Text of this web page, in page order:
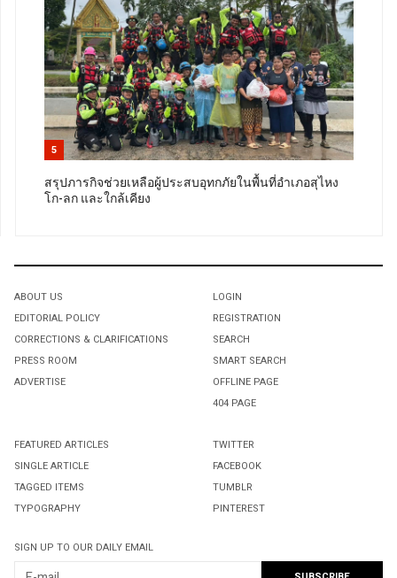
5
สรุปภารกิจช่วยเหลือผู้ประสบอุทกภัยในพื้นที่อำเภอสุไหง
โก-ลก และใกล้เคียง
ABOUT US
EDITORIAL POLICY
CORRECTIONS & CLARIFICATIONS
PRESS ROOM
ADVERTISE
LOGIN
REGISTRATION
SEARCH
SMART SEARCH
OFFLINE PAGE
404 PAGE
FEATURED ARTICLES
SINGLE ARTICLE
TAGGED ITEMS
TYPOGRAPHY
TWITTER
FACEBOOK
TUMBLR
PINTEREST
SIGN UP TO OUR DAILY EMAIL